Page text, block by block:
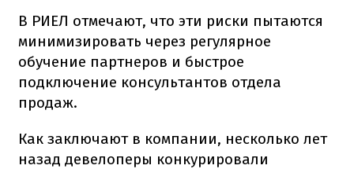
В РИЕЛ отмечают, что эти риски пытаются
минимизировать через регулярное
обучение партнеров и быстрое
подключение консультантов отдела
продаж.
Как заключают в компании, несколько лет
назад девелоперы конкурировали